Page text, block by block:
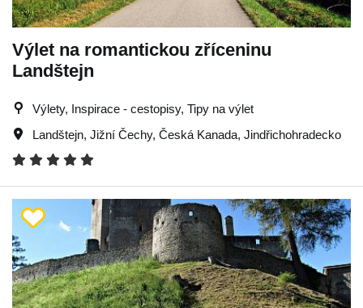
Výlet na romantickou zříceninu
Landštejn
Výlety, Inspirace - cestopisy, Tipy na výlet
Landštejn, Jižní Čechy, Česká Kanada, Jindřichohradecko